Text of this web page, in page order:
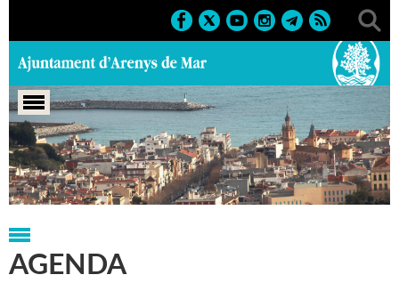
Portada > Agenda > 24-07-2005
AGENDA